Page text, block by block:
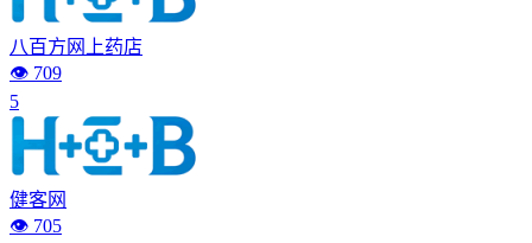
八百方网上药店
👁️ 709
5
健客网
👁️ 705